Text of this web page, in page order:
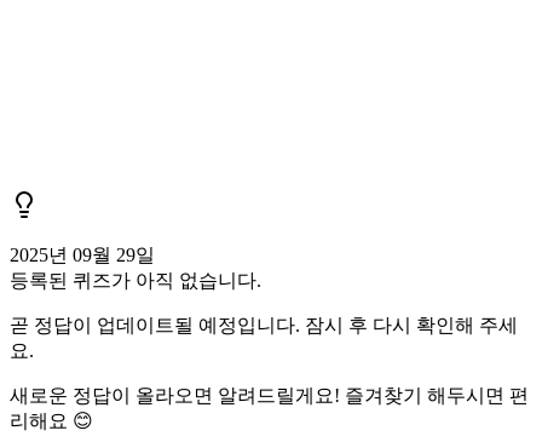
2025년 09월 29일
등록된 퀴즈가 아직 없습니다.
곧 정답이 업데이트될 예정입니다. 잠시 후 다시 확인해 주세
요.
새로운 정답이 올라오면 알려드릴게요! 즐겨찾기 해두시면 편
리해요 😊